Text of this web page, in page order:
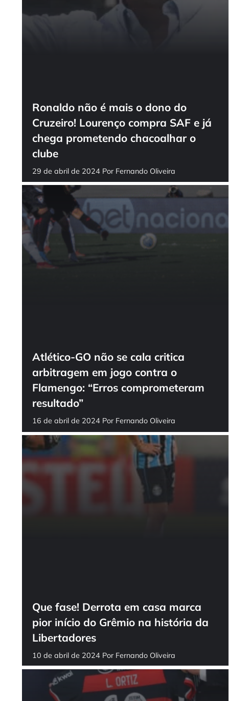
Ronaldo não é mais o dono do
Cruzeiro! Lourenço compra SAF e já
chega prometendo chacoalhar o
clube
29 de abril de 2024 Por Fernando Oliveira
Atlético-GO não se cala critica
arbitragem em jogo contra o
Flamengo: “Erros comprometeram
resultado”
16 de abril de 2024 Por Fernando Oliveira
Que fase! Derrota em casa marca
pior início do Grêmio na história da
Libertadores
10 de abril de 2024 Por Fernando Oliveira